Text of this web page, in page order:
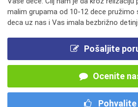
malim grupama od 10-12 dece pružimo
deca uz nas i Vas imala bezbrižno
Pošaljite
Ocenite
Pohvalite